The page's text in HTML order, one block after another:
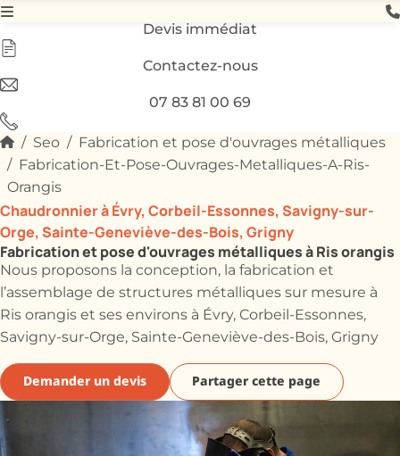
Devis immédiat
Contactez-nous
07 83 81 00 69
Seo
Fabrication et pose d'ouvrages métalliques
Fabrication-Et-Pose-Ouvrages-Metalliques-A-Ris-
Orangis
Fabrication et pose d'ouvrages métalliques à Ris orangis
Chaudronnier à Évry, Corbeil-Essonnes, Savigny-sur-
Orge, Sainte-Geneviève-des-Bois, Grigny
Nous proposons la conception, la fabrication et
l’assemblage de structures métalliques sur mesure à
Ris orangis et ses environs à Évry, Corbeil-Essonnes,
Savigny-sur-Orge, Sainte-Geneviève-des-Bois, Grigny
Demander un devis Partager cette page